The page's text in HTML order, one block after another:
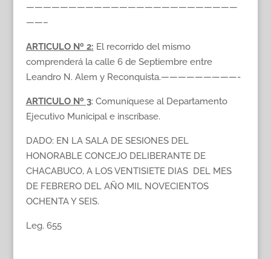
—————————————————————————
——–
ARTICULO Nº 2: El recorrido del mismo
comprenderá la calle 6 de Septiembre entre
Leandro N. Alem y Reconquista.—————————-
ARTICULO Nº 3: Comuníquese al Departamento
Ejecutivo Municipal e inscríbase.
DADO: EN LA SALA DE SESIONES DEL
HONORABLE CONCEJO DELIBERANTE DE
CHACABUCO, A LOS VENTISIETE DIAS DEL MES
DE FEBRERO DEL AÑO MIL NOVECIENTOS
OCHENTA Y SEIS.
Leg. 655